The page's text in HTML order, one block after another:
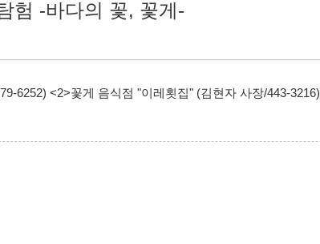
험 -바다의 꽃, 꽃게-
6252) <2>꽃게 음식점 "이레횟집" (김현자 사장/443-3216)